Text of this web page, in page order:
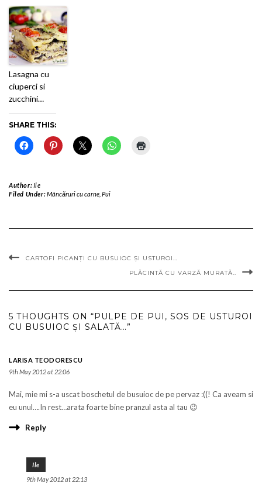
Lasagna cu
ciuperci si
zucchini…
SHARE THIS:
Author:Ile
Filed Under:Mâncăruri cu carne, Pui
CARTOFI PICANȚI CU BUSUIOC ȘI USTUROI…
PLĂCINTĂ CU VARZĂ MURATĂ..
5 THOUGHTS ON “PULPE DE PUI, SOS DE USTUROI
CU BUSUIOC ȘI SALATĂ…”
LARISA TEODORESCU
9th May 2012 at 22:06
Mai, mie mi s-a uscat boschetul de busuioc de pe pervaz :((! Ca aveam si
eu unul….In rest…arata foarte bine pranzul asta al tau 😉
Reply
Ile
9th May 2012 at 22:13